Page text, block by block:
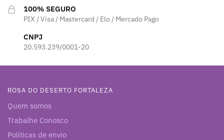
100% SEGURO
PIX / Visa / Mastercard / Elo / Mercado Pago
CNPJ
20.593.239/0001-20
ROSA DO DESERTO FORTALEZA
Quem somos
Trabalhe Conosco
Políticas de envio